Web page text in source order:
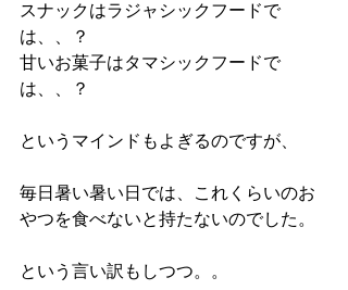
スナックはラジャシックフードで
は、、？
甘いお菓子はタマシックフードで
は、、？
というマインドもよぎるのですが、
毎日暑い暑い日では、これくらいのお
やつを食べないと持たないのでした。
という言い訳もしつつ。。